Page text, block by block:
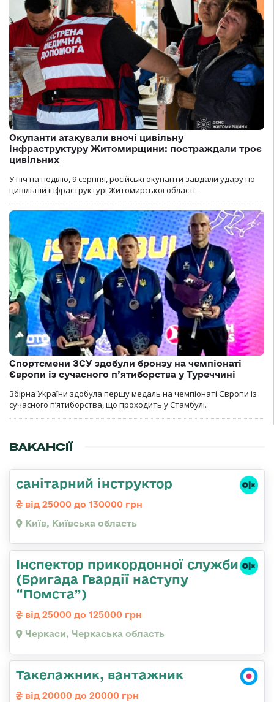
Окупанти атакували вночі цивільну
інфраструктуру Житомирщини: постраждали троє
цивільних
У ніч на неділю, 9 серпня, російські окупанти завдали удару по
цивільній інфраструктурі Житомирської області.
Спортсмени ЗСУ здобули бронзу на чемпіонаті
Європи із сучасного п’ятиборства у Туреччині
Збірна України здобула першу медаль на чемпіонаті Європи із
сучасного п’ятиборства, що проходить у Стамбулі.
ВАКАНСІЇ
санітарний інструктор
від 25000 до 130000 грн
Київ, Київська область
Інспектор прикордонної служби
(Бригада Гвардії наступу
“Помста”)
від 25000 до 125000 грн
Черкаси, Черкаська область
Такелажник, вантажник
від 20000 до 20000 грн